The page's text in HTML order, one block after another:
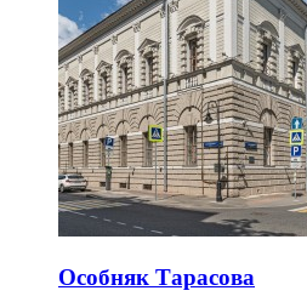
Особняк Тарасова